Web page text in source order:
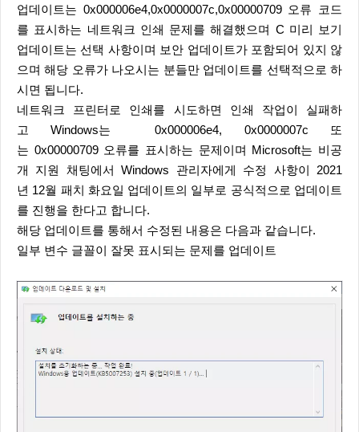
업데이트는 0x000006e4,0x0000007c,0x00000709 오류 코드
를 표시하는 네트워크 인쇄 문제를 해결했으며 C 미리 보기
업데이트는 선택 사항이며 보안 업데이트가 포함되어 있지 않
으며 해당 오류가 나오시는 분들만 업데이트를 선택적으로 하
시면 됩니다.
네트워크 프린터로 인쇄를 시도하면 인쇄 작업이 실패하
고 Windows는 0x000006e4, 0x0000007c 또
는 0x00000709 오류를 표시하는 문제이며 Microsoft는 비공
개 지원 채팅에서 Windows 관리자에게 수정 사항이 2021
년 12월 패치 화요일 업데이트의 일부로 공식적으로 업데이트
를 진행을 한다고 합니다.
해당 업데이트를 통해서 수정된 내용은 다음과 같습니다.
일부 변수 글꼴이 잘못 표시되는 문제를 업데이트